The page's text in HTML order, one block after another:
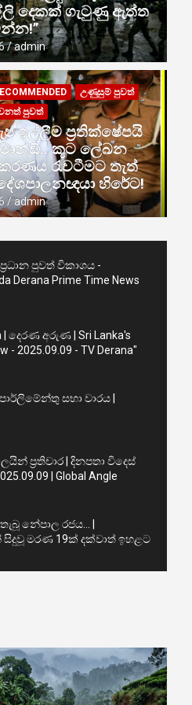
ආරක්ෂිත
දෙකක් ගැටුණු ඇත්ත
admin
උණුසුම් පුවත්
පුවත්
ඉල්ලීම ප්‍රතික්ෂේපයි
කූට ලේඛන
රැවටීමට තැත්
හිරේට!
admin
පුවත් විකාශය -
Derana Prime Time News
| දෙරණ අරුණ | Sri Lanka's
- 2025.09.09 - TV Derana"
පාර්ලිමේන්තු සභා වාරය |
ප්‍රතිචාර | දිනපතා විදෙස්
| Global Angle
නේපාල රජය... |
මරණ 19ක් දක්වාත් ඉහළට
Derana Midday Prime News